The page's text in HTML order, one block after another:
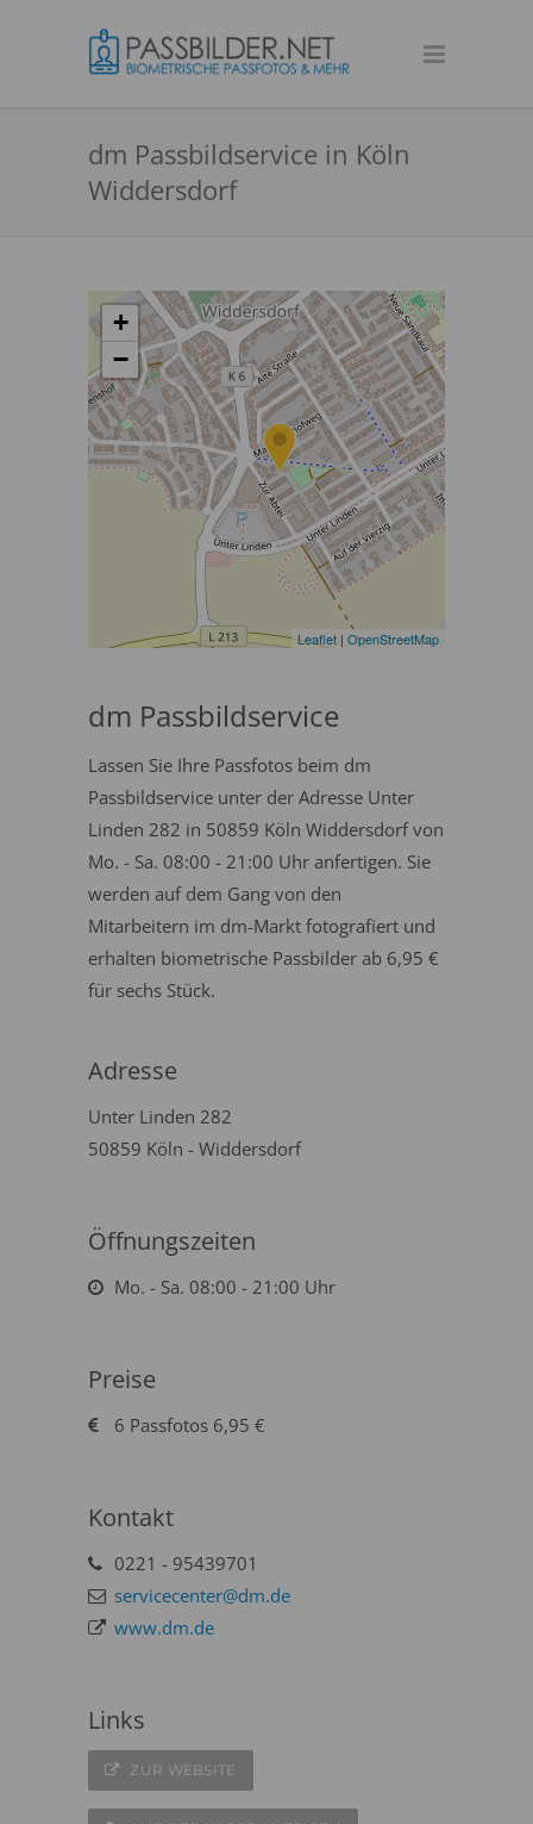
dm Passbildservice in Köln
Widdersdorf
+
−
Leaflet | OpenStreetMap
dm Passbildservice
Lassen Sie Ihre Passfotos beim dm
Passbildservice unter der Adresse Unter
Linden 282 in 50859 Köln Widdersdorf von
Mo. - Sa. 08:00 - 21:00 Uhr anfertigen. Sie
werden auf dem Gang von den
Mitarbeitern im dm-Markt fotografiert und
erhalten biometrische Passbilder ab 6,95 €
für sechs Stück.
Adresse
Unter Linden 282
50859 Köln - Widdersdorf
Öffnungszeiten
Mo. - Sa. 08:00 - 21:00 Uhr
Preise
6 Passfotos 6,95 €
Kontakt
0221 - 95439701
servicecenter@dm.de
www.dm.de
Links
ZUR WEBSITE